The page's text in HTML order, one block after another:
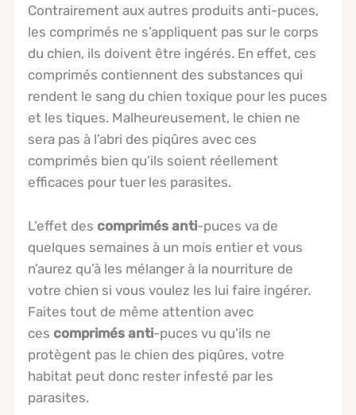
Contrairement aux autres produits anti-puces,
les comprimés ne s’appliquent pas sur le corps
du chien, ils doivent être ingérés. En effet, ces
comprimés contiennent des substances qui
rendent le sang du chien toxique pour les puces
et les tiques. Malheureusement, le chien ne
sera pas à l’abri des piqûres avec ces
comprimés bien qu’ils soient réellement
efficaces pour tuer les parasites.
L’effet descomprimés anti-puces va de
quelques semaines à un mois entier et vous
n’aurez qu’à les mélanger à la nourriture de
votre chien si vous voulez les lui faire ingérer.
Faites tout de même attention avec
cescomprimés anti-puces vu qu’ils ne
protègent pas le chien des piqûres, votre
habitat peut donc rester infesté par les
parasites.